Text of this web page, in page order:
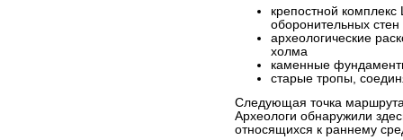
крепостной
оборонительных стен
археологические
холма
каменные
старые тропы,
Следующая точка
Археологи обнаружили
относящихся к раннему